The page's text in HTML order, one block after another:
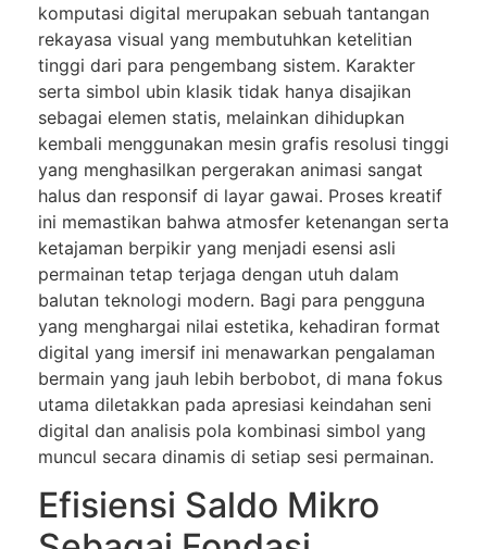
komputasi digital merupakan sebuah tantangan
rekayasa visual yang membutuhkan ketelitian
tinggi dari para pengembang sistem. Karakter
serta simbol ubin klasik tidak hanya disajikan
sebagai elemen statis, melainkan dihidupkan
kembali menggunakan mesin grafis resolusi tinggi
yang menghasilkan pergerakan animasi sangat
halus dan responsif di layar gawai. Proses kreatif
ini memastikan bahwa atmosfer ketenangan serta
ketajaman berpikir yang menjadi esensi asli
permainan tetap terjaga dengan utuh dalam
balutan teknologi modern. Bagi para pengguna
yang menghargai nilai estetika, kehadiran format
digital yang imersif ini menawarkan pengalaman
bermain yang jauh lebih berbobot, di mana fokus
utama diletakkan pada apresiasi keindahan seni
digital dan analisis pola kombinasi simbol yang
muncul secara dinamis di setiap sesi permainan.
Efisiensi Saldo Mikro